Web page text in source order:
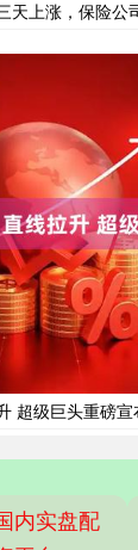
天上涨，保险公
超级巨头重磅宣
内实盘配